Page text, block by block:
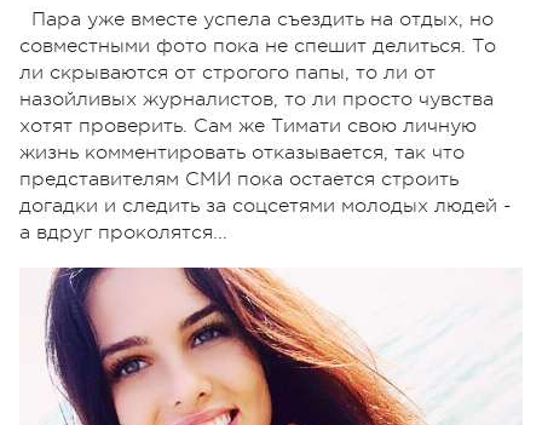
Пара уже вместе успела съездить на отдых, но
совместными фото пока не спешит делиться. То
ли скрываются от строгого папы, то ли от
назойливых журналистов, то ли просто чувства
хотят проверить. Сам же Тимати свою личную
жизнь комментировать отказывается, так что
представителям СМИ пока остается строить
догадки и следить за соцсетями молодых людей -
а вдруг проколятся...